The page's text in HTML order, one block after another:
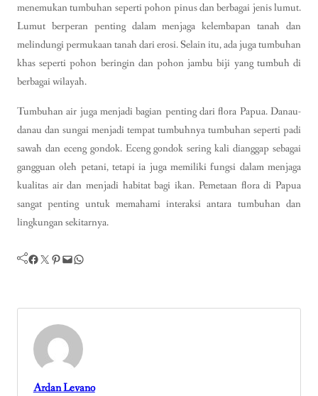
menemukan tumbuhan seperti pohon pinus dan berbagai jenis lumut.
Lumut berperan penting dalam menjaga kelembapan tanah dan
melindungi permukaan tanah dari erosi. Selain itu, ada juga tumbuhan
khas seperti pohon beringin dan pohon jambu biji yang tumbuh di
berbagai wilayah.
Tumbuhan air juga menjadi bagian penting dari flora Papua. Danau-
danau dan sungai menjadi tempat tumbuhnya tumbuhan seperti padi
sawah dan eceng gondok. Eceng gondok sering kali dianggap sebagai
gangguan oleh petani, tetapi ia juga memiliki fungsi dalam menjaga
kualitas air dan menjadi habitat bagi ikan. Pemetaan flora di Papua
sangat penting untuk memahami interaksi antara tumbuhan dan
lingkungan sekitarnya.
Facebook Twitter Pinterest Mail WhatsApp
Ardan Levano